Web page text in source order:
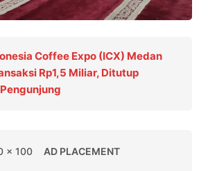
Coffee Expo (ICX) Medan
Rp1,5 Miliar, Ditutup
x 100 AD PLACEMENT